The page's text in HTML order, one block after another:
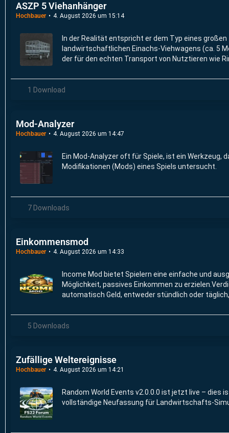
ASZP 5 Viehanhänger
Hochbauer 4. August 2026 um 15:14
In der Realität entspricht er dem Typ eines großen
landwirtschaftlichen Einachs-Viehwagens (ca. 5
der für den echten Transport von Nutztieren wie
1 Download
Mod-Analyzer
Hochbauer 4. August 2026 um 14:47
Ein Mod-Analyzer oft für Spiele, ist ein Werkzeug,
Modifikationen (Mods) eines Spiels untersucht.
7 Downloads
Einkommensmod
Hochbauer 4. August 2026 um 14:33
Income Mod bietet Spielern eine einfache und
Möglichkeit, passives Einkommen zu
automatisch Geld, entweder stündlich oder
benutzerdefinierten Betrag.
5 Downloads
Zufällige Weltereignisse
Hochbauer 4. August 2026 um 14:21
Random World Events v2.0.0.0 ist jetzt live – dies
vollständige Neufassung für Landwirtschafts-